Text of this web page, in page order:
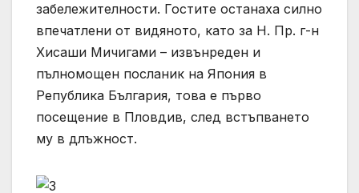
забележителности. Гостите останаха силно
впечатлени от видяното, като за Н. Пр. г-н
Хисаши Мичигами – извънреден и
пълномощен посланик на Япония в
Република България, това е първо
посещение в Пловдив, след встъпването
му в длъжност.